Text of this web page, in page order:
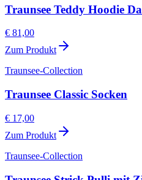
Traunsee Teddy Hoodie
€ 81,00
Zum Produkt
Traunsee-Collection
Traunsee Classic Socken
€ 17,00
Zum Produkt
Traunsee-Collection